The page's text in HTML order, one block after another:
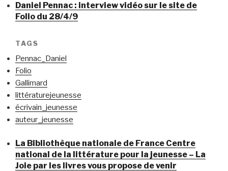
Daniel Pennac : interview vidéo sur le site de
Folio du 28/4/9
TAGS
Pennac_Daniel
Folio
Gallimard
littératurejeunesse
écrivain_jeunesse
auteur_jeunesse
La Bibliothèque nationale de France Centre
national de la littérature pour la jeunesse – La
Joie par les livres vous propose de venir